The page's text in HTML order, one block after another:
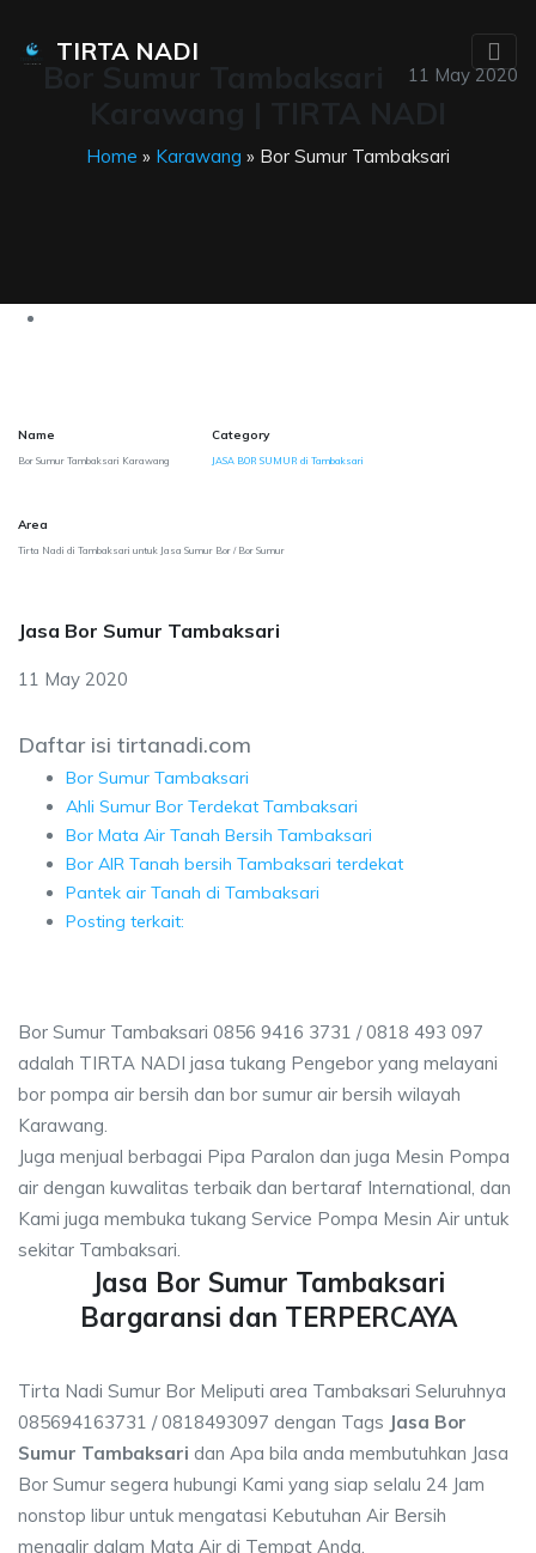
TIRTA NADI
11 May 2020
Home » Karawang » Bor Sumur Tambaksari
Name
Bor Sumur Tambaksari Karawang
Category
JASA BOR SUMUR di Tambaksari
Area
Tirta Nadi di Tambaksari untuk Jasa Sumur Bor / Bor Sumur
Jasa Bor Sumur Tambaksari
11 May 2020
Daftar isi tirtanadi.com
Bor Sumur Tambaksari
Ahli Sumur Bor Terdekat Tambaksari
Bor Mata Air Tanah Bersih Tambaksari
Bor AIR Tanah bersih Tambaksari terdekat
Pantek air Tanah di Tambaksari
Posting terkait:
Bor Sumur Tambaksari 0856 9416 3731 / 0818 493 097
adalah TIRTA NADI jasa tukang Pengebor yang melayani
bor pompa air bersih dan bor sumur air bersih wilayah
Karawang.
Juga menjual berbagai Pipa Paralon dan juga Mesin Pompa
air dengan kuwalitas terbaik dan bertaraf International, dan
Kami juga membuka tukang Service Pompa Mesin Air untuk
sekitar Tambaksari.
Jasa Bor Sumur Tambaksari
Bargaransi dan TERPERCAYA
Tirta Nadi Sumur Bor Meliputi area Tambaksari Seluruhnya
085694163731 / 0818493097 dengan Tags Jasa Bor
Sumur Tambaksari dan Apa bila anda membutuhkan Jasa
Bor Sumur segera hubungi Kami yang siap selalu 24 Jam
nonstop libur untuk mengatasi Kebutuhan Air Bersih
mengalir dalam Mata Air di Tempat Anda.